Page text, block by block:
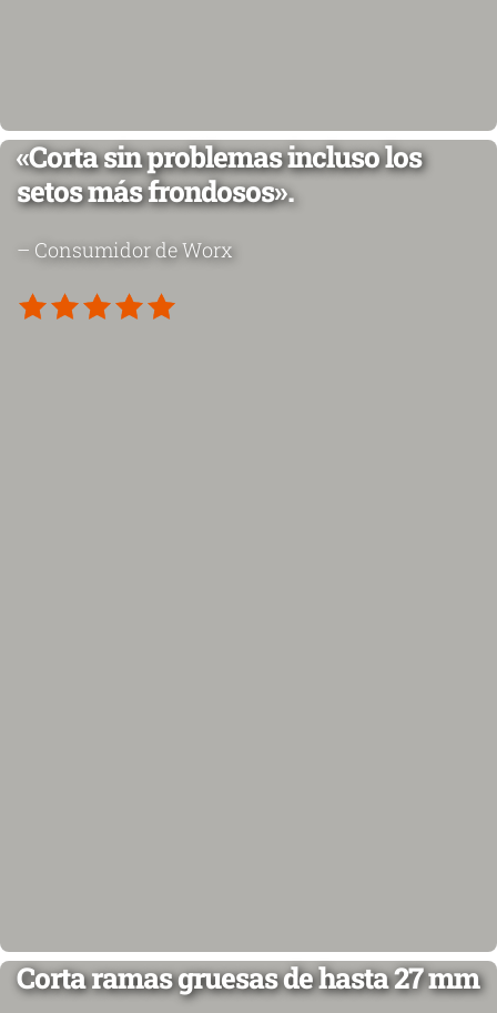
«Corta sin problemas incluso los
setos más frondosos».
– Consumidor de Worx
Corta ramas gruesas de hasta 27 mm